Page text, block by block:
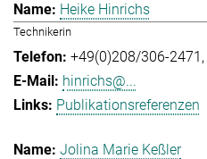
Heike Hinrichs
Technikerin
+49(0)208/306-2471
hinrichs@...
Publikationsreferenzen
Jolina Marie Keßler